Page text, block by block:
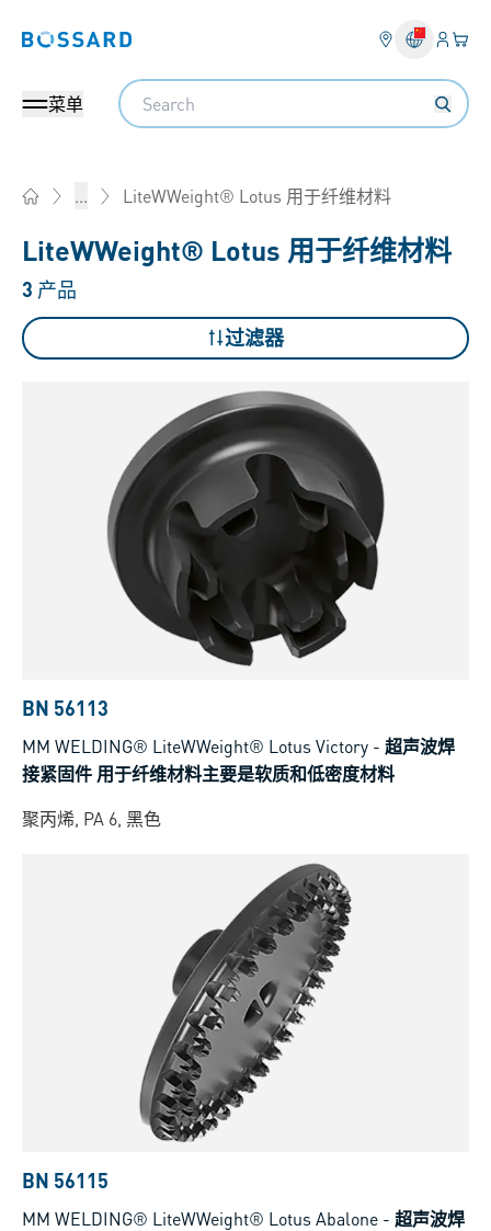
Bossard homepage 登入
您
菜单
Search
... LiteWWeight® Lotus 用于纤维材料
LiteWWeight® Lotus 用于纤维材料
3 产品
过滤器
BN 56113
MM WELDING® LiteWWeight® Lotus Victory - 超声波焊
接紧固件 用于纤维材料主要是软质和低密度材料
聚丙烯, PA 6, 黑色
BN 56115
MM WELDING® LiteWWeight® Lotus Abalone - 超声波焊